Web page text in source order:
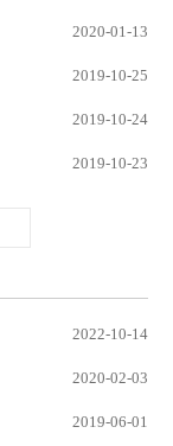
2020-01-13
2019-10-25
2019-10-24
2019-10-23
2022-10-14
2020-02-03
2019-06-01